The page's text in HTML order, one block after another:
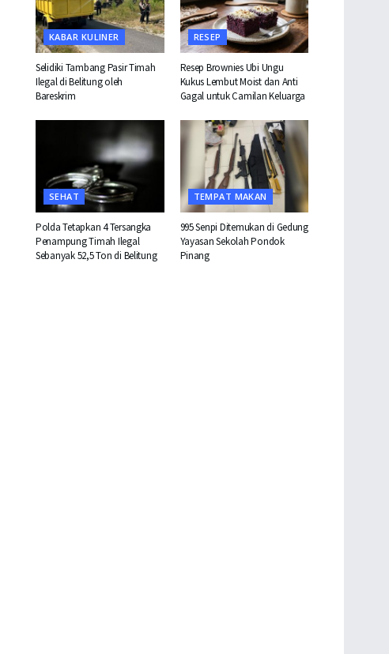
KABAR KULINER
Selidiki Tambang Pasir Timah
Ilegal di Belitung oleh
Bareskrim
RESEP
Resep Brownies Ubi Ungu
Kukus Lembut Moist dan Anti
Gagal untuk Camilan Keluarga
SEHAT
Polda Tetapkan 4 Tersangka
Penampung Timah Ilegal
Sebanyak 52,5 Ton di Belitung
TEMPAT MAKAN
995 Senpi Ditemukan di Gedung
Yayasan Sekolah Pondok
Pinang